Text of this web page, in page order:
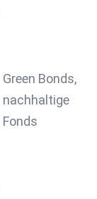
Green Bonds,
nachhaltige
Fonds